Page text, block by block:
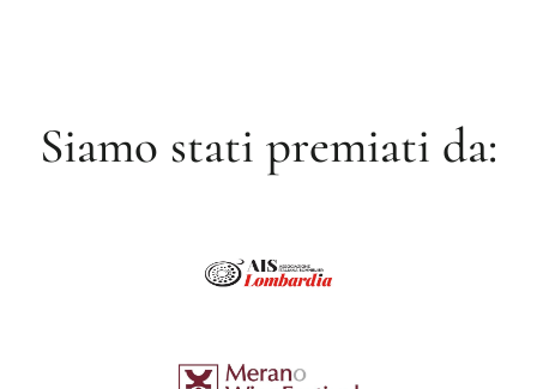
Siamo stati premiati da: